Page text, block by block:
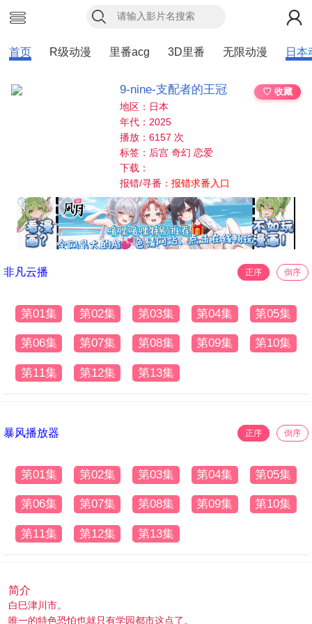
首页 R级动漫 里番acg 3D里番 无限动漫 日本
9-nine-支配者的王冠
♡ 收藏
地区：日本
年代：2025
播放：6157 次
标签：后宫 奇幻 恋爱
下载：
报错/寻番：报错求番入口
非凡云播 正序 倒序
第01集 第02集 第03集 第04集 第05集
第06集 第07集 第08集 第09集 第10集
第11集 第12集 第13集
暴风播放器 正序 倒序
第01集 第02集 第03集 第04集 第05集
第06集 第07集 第08集 第09集 第10集
第11集 第12集 第13集
简介
白巳津川市。
唯一的特色恐怕也就只有学园都市这点了。